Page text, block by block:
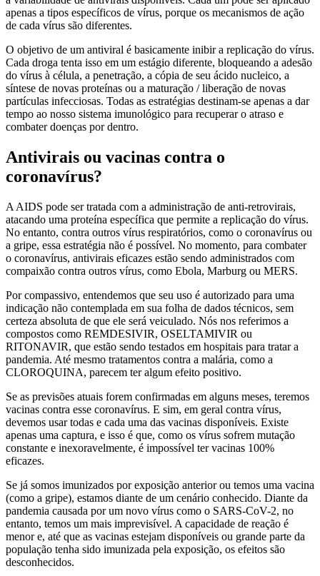
apenas a tipos específicos de vírus, porque os mecanismos de ação
de cada vírus são diferentes.
O objetivo de um antiviral é basicamente inibir a replicação do vírus.
Cada droga tenta isso em um estágio diferente, bloqueando a adesão
do vírus à célula, a penetração, a cópia de seu ácido nucleico, a
síntese de novas proteínas ou a maturação / liberação de novas
partículas infecciosas. Todas as estratégias destinam-se apenas a dar
tempo ao nosso sistema imunológico para recuperar o atraso e
combater doenças por dentro.
Antivirais ou vacinas contra o
coronavírus?
A AIDS pode ser tratada com a administração de anti-retrovirais,
atacando uma proteína específica que permite a replicação do vírus.
No entanto, contra outros vírus respiratórios, como o coronavírus ou
a gripe, essa estratégia não é possível. No momento, para combater
o coronavírus, antivirais eficazes estão sendo administrados com
compaixão contra outros vírus, como Ebola, Marburg ou MERS.
Por compassivo, entendemos que seu uso é autorizado para uma
indicação não contemplada em sua folha de dados técnicos, sem
certeza absoluta de que ele será veiculado. Nós nos referimos a
compostos como REMDESIVIR, OSELTAMIVIR ou
RITONAVIR, que estão sendo testados em hospitais para tratar a
pandemia. Até mesmo tratamentos contra a malária, como a
CLOROQUINA, parecem ter algum efeito positivo.
Se as previsões atuais forem confirmadas em alguns meses, teremos
vacinas contra esse coronavírus. E sim, em geral contra vírus,
devemos usar todas e cada uma das vacinas disponíveis. Existe
apenas uma captura, e isso é que, como os vírus sofrem mutação
constante e inexoravelmente, é impossível ter vacinas 100%
eficazes.
Se já somos imunizados por exposição anterior ou temos uma vacina
(como a gripe), estamos diante de um cenário conhecido. Diante da
pandemia causada por um novo vírus como o SARS-CoV-2, no
entanto, temos um mais imprevisível. A capacidade de reação é
menor e, até que as vacinas estejam disponíveis ou grande parte da
população tenha sido imunizada pela exposição, os efeitos são
desconhecidos.